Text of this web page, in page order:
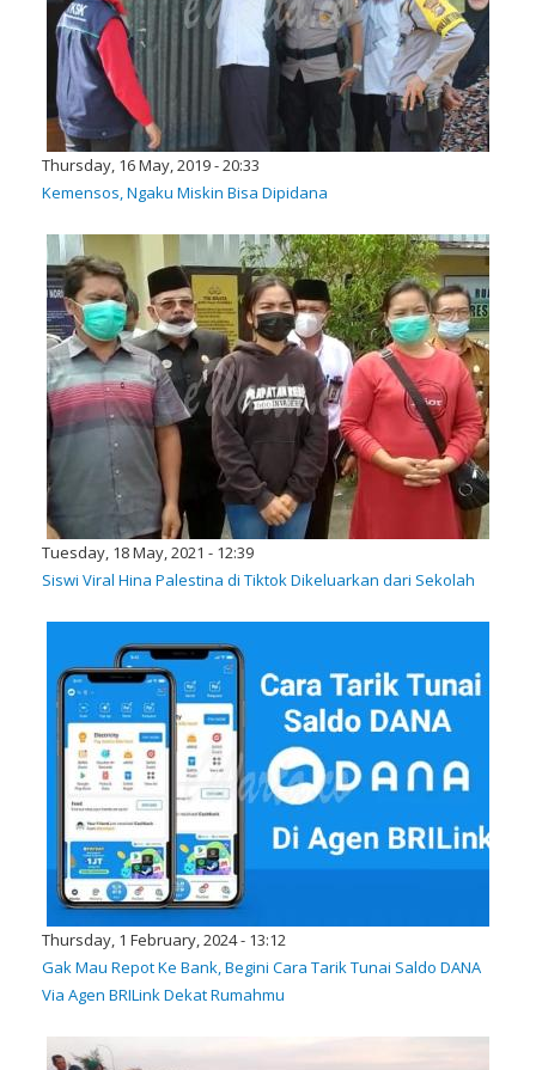
Thursday, 16 May, 2019 - 20:33
Kemensos, Ngaku Miskin Bisa Dipidana
Tuesday, 18 May, 2021 - 12:39
Siswi Viral Hina Palestina di Tiktok Dikeluarkan dari Sekolah
Thursday, 1 February, 2024 - 13:12
Gak Mau Repot Ke Bank, Begini Cara Tarik Tunai Saldo DANA
Via Agen BRILink Dekat Rumahmu